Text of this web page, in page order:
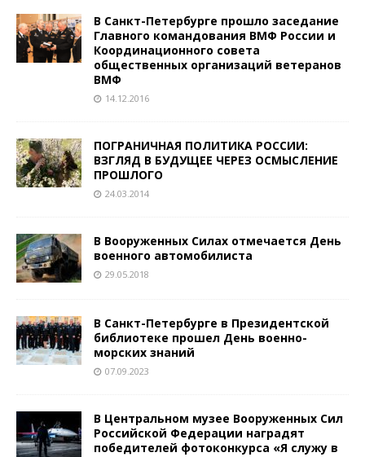
В Санкт-Петербурге прошло заседание
Главного командования ВМФ России и
Координационного совета
общественных организаций ветеранов
ВМФ
14.12.2016
ПОГРАНИЧНАЯ ПОЛИТИКА РОССИИ:
ВЗГЛЯД В БУДУЩЕЕ ЧЕРЕЗ ОСМЫСЛЕНИЕ
ПРОШЛОГО
24.03.2014
В Вооруженных Силах отмечается День
военного автомобилиста
29.05.2018
В Санкт-Петербурге в Президентской
библиотеке прошел День военно-
морских знаний
07.09.2023
В Центральном музее Вооруженных Сил
Российской Федерации наградят
победителей фотоконкурса «Я служу в